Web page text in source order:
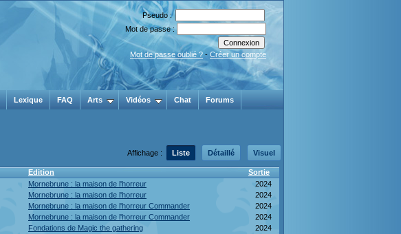
Pseudo :
Mot de passe :
Mot de passe oublié ? - Créer un compte
Lexique FAQ Arts Vidéos Chat Forums
Affichage : Liste Détaillé Visuel
Edition
Sortie
Mornebrune : la maison de l'horreur
2024
Mornebrune : la maison de l'horreur
2024
Mornebrune : la maison de l'horreur Commander
2024
Mornebrune : la maison de l'horreur Commander
2024
Fondations de Magic the gathering
2024